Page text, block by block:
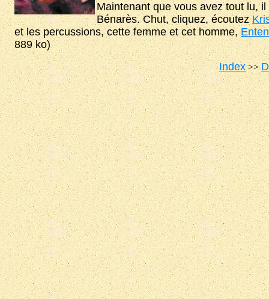
Maintenant que vous avez tout lu,
Bénarès. Chut, cliquez, écoutez
et les percussions, cette femme et cet homme,
889 ko)
Index >>